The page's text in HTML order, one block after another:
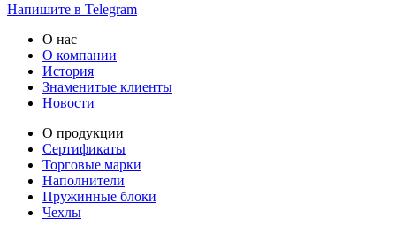
Напишите в Telegram
О нас
О компании
История
Знаменитые клиенты
Новости
О продукции
Сертификаты
Торговые марки
Наполнители
Пружинные блоки
Чехлы